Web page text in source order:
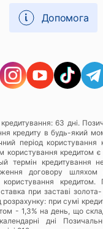
Допомога
63 дні.
кредиту в будь-який
період
користування кредитом
термін кредитування
договору шляхом
користування кредитом.
при заставі
при сумі
- 1,3% на день, що
дні